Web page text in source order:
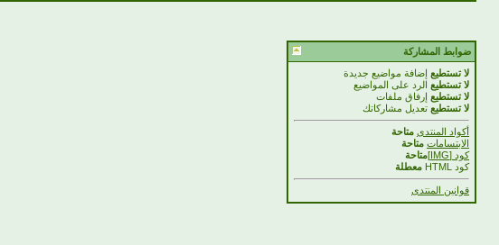
ضوابط المشاركة
لا تستطيع إضافة مواضيع جديدة
لا تستطيع الرد على المواضيع
لا تستطيع إرفاق ملفات
لا تستطيع تعديل مشاركاتك
أكواد المنتدى متاحة
الابتسامات متاحة
كود [IMG]
متاحة
كود HTML
معطلة
قوانين المنتدى